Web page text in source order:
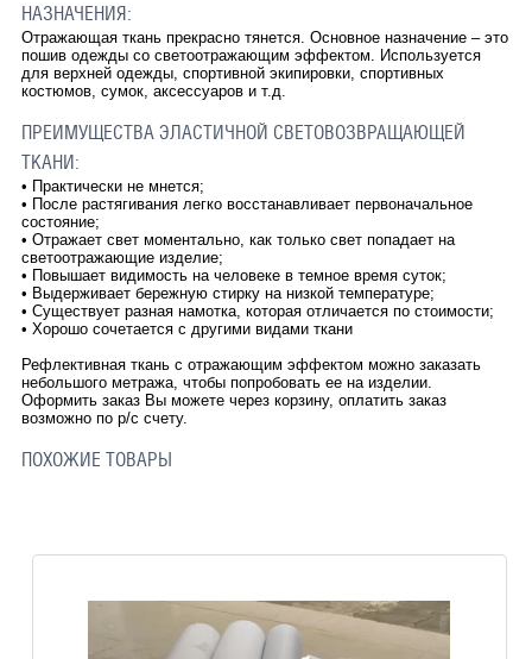
НАЗНАЧЕНИЯ:
Отражающая ткань прекрасно тянется. Основное назначение – это
пошив одежды со светоотражающим эффектом. Используется
для верхней одежды, спортивной экипировки, спортивных
костюмов, сумок, аксессуаров и т.д.
ПРЕИМУЩЕСТВА ЭЛАСТИЧНОЙ СВЕТОВОЗВРАЩАЮЩЕЙ
ТКАНИ:
• Практически не мнется;
• После растягивания легко восстанавливает первоначальное
состояние;
• Отражает свет моментально, как только свет попадает на
светоотражающие изделие;
• Повышает видимость на человеке в темное время суток;
• Выдерживает бережную стирку на низкой температуре;
• Существует разная намотка, которая отличается по стоимости;
• Хорошо сочетается с другими видами ткани
Рефлективная ткань с отражающим эффектом можно заказать
небольшого метража, чтобы попробовать ее на изделии.
Оформить заказ Вы можете через корзину, оплатить заказ
возможно по р/c счету.
ПОХОЖИЕ ТОВАРЫ